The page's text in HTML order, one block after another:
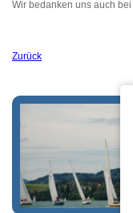
Wir bedanken uns auch
Zurück